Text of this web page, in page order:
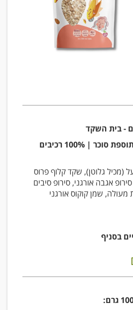
- בית השקד
16% חלבון | ללא תוספת סוכר | 100% רכיבים
(מכיל גלוטן), שקד קלוף פרוס
סירופ אגבה אורגני, סירופ סיבים
מעולה, שמן קוקוס אורגני
בסניף